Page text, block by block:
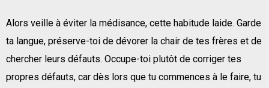
Alors veille à éviter la médisance, cette habitude laide. Garde
ta langue, préserve-toi de dévorer la chair de tes frères et de
chercher leurs défauts. Occupe-toi plutôt de corriger tes
propres défauts, car dès lors que tu commences à le faire, tu